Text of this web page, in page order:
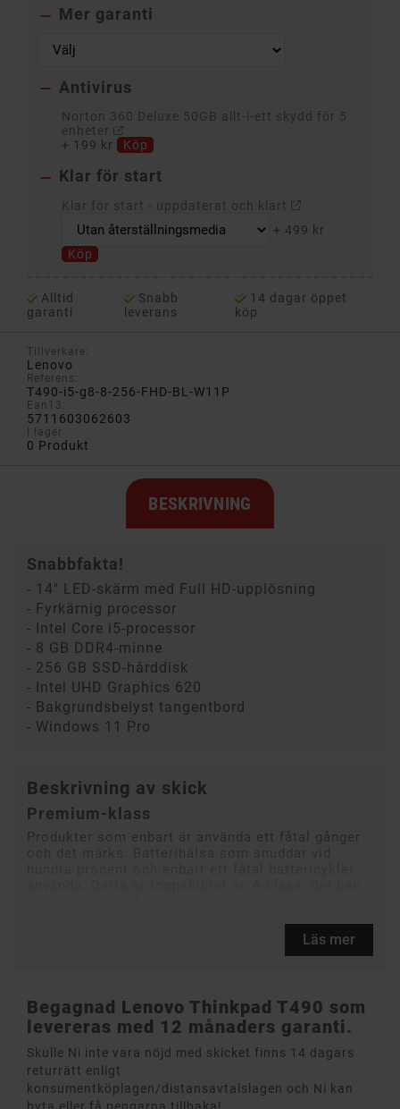
 Mer garanti
 Antivirus
Norton 360 Deluxe 50GB allt-i-ett skydd för 5
enheter
+ 199 kr Köp
 Klar för start
Klar för start - uppdaterat och klart
+ 499 kr
Köp
Alltid
garanti
Snabb
leverans
14 dagar öppet
köp
Tillverkare:
Lenovo
Referens:
T490-i5-g8-8-256-FHD-BL-W11P
Ean13:
5711603062603
I lager
0 Produkt
BESKRIVNING
Begagnad Lenovo Thinkpad T490 som
levereras med 12 månaders garanti.
Skulle Ni inte vara nöjd med skicket finns 14 dagars
returrätt enligt
konsumentköplagen/distansavtalslagen och Ni kan
Snabbfakta!
- 14" LED-skärm med Full HD-upplösning
- Fyrkärnig processor
- Intel Core i5-processor
- 8 GB DDR4-minne
- 256 GB SSD-hårddisk
- Intel UHD Graphics 620
- Bakgrundsbelyst tangentbord
- Windows 11 Pro
Beskrivning av skick
Premium-klass
Produkter som enbart är använda ett fåtal gånger
Läs mer